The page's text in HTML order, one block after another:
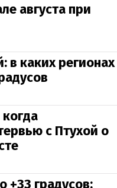
августа при
в каких регионах
с Птухой о
+33 градусов: